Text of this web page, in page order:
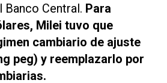
Central. Para
Milei tuvo que
cambiario de ajuste
peg) y reemplazarlo por